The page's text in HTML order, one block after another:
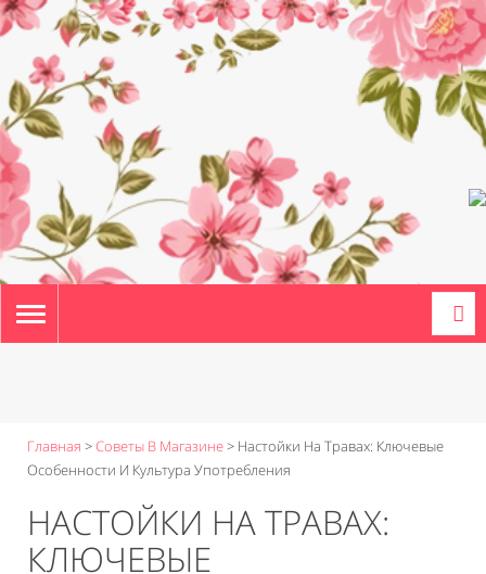
TOGGLE
NAVIGATION
Главная >Советы В Магазине> Настойки На Травах: Ключевые
Особенности И Культура Употребления
НАСТОЙКИ НА ТРАВАХ:
КЛЮЧЕВЫЕ